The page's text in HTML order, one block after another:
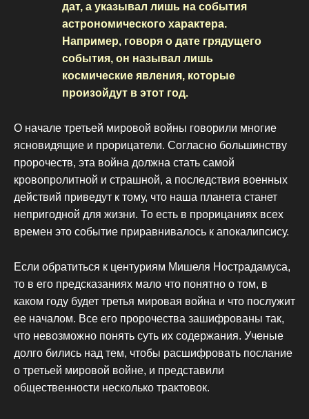
дат, а указывал лишь на события
астрономического характера.
Например, говоря о дате грядущего
события, он называл лишь
космические явления, которые
произойдут в этот год.
О начале третьей мировой войны говорили многие
ясновидящие и прорицатели. Согласно большинству
пророчеств, эта война должна стать самой
кровопролитной и страшной, а последствия военных
действий приведут к тому, что наша планета станет
непригодной для жизни. То есть в прорицаниях всех
времен это событие приравнивалось к апокалипсису.
Если обратиться к центуриям Мишеля Нострадамуса,
то в его предсказаниях мало что понятно о том, в
каком году будет третья мировая война и что послужит
ее началом. Все его пророчества зашифрованы так,
что невозможно понять суть их содержания. Ученые
долго бились над тем, чтобы расшифровать послание
о третьей мировой войне, и представили
общественности несколько трактовок.